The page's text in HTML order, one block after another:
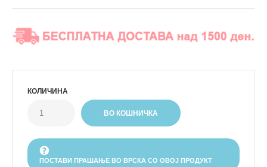
КОЛИЧИНА
ПОСТАВИ ПРАШАЊЕ ВО ВРСКА СО ОВОЈ ПРОДУКТ